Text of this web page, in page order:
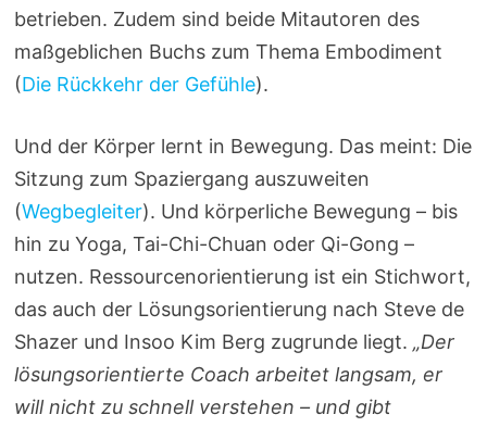
betrieben. Zudem sind beide Mitautoren des
maßgeblichen Buchs zum Thema Embodiment
(Die Rückkehr der Gefühle).
Und der Körper lernt in Bewegung. Das meint: Die
Sitzung zum Spaziergang auszuweiten
(Wegbegleiter). Und körperliche Bewegung – bis
hin zu Yoga, Tai-Chi-Chuan oder Qi-Gong –
nutzen. Ressourcenorientierung ist ein Stichwort,
das auch der Lösungsorientierung nach Steve de
Shazer und Insoo Kim Berg zugrunde liegt.„Der
lösungsorientierte Coach arbeitet langsam, er
will nicht zu schnell verstehen – und gibt